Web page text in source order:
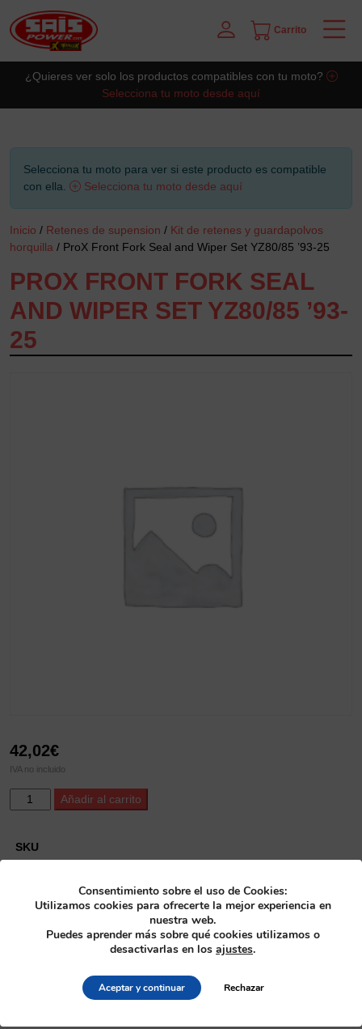
Carrito
¿Quieres ver solo los productos compatibles con tu moto?
Selecciona tu moto desde aquí
Selecciona tu moto para ver si este producto es compatible
con ella.
Selecciona tu moto desde aquí
Inicio / Retenes de supension / Kit de retenes y guardapolvos
horquilla / ProX Front Fork Seal and Wiper Set YZ80/85 ’93-25
PROX FRONT FORK SEAL
AND WIPER SET YZ80/85 ’93-
25
42,02€
IVA no incluido
ProX
Front
Seal
and
Añadir al carrito
SKU
Kit de retenes y guardapolvos horquilla
Consentimiento sobre el uso de Cookies:
Utilizamos cookies para ofrecerte la mejor experiencia en
nuestra web.
Puedes aprender más sobre qué cookies utilizamos o
desactivarlas en los ajustes.
Aceptar y continuar Rechazar